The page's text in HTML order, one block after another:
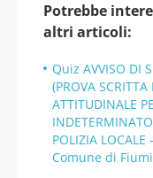
Potrebbe
altri articoli:
Quiz AVVISO DI
(PROVA SCRITTA
ATTITUDINALE
POLIZIA LOCALE
Comune di